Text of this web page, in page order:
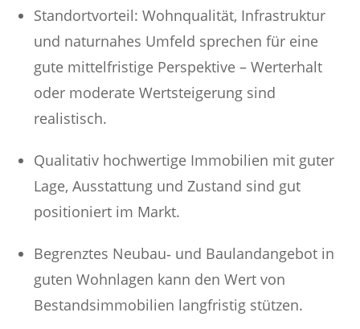
Standortvorteil: Wohnqualität, Infrastruktur
und naturnahes Umfeld sprechen für eine
gute mittelfristige Perspektive – Werterhalt
oder moderate Wertsteigerung sind
realistisch.
Qualitativ hochwertige Immobilien mit guter
Lage, Ausstattung und Zustand sind gut
positioniert im Markt.
Begrenztes Neubau‐ und Baulandangebot in
guten Wohnlagen kann den Wert von
Bestandsimmobilien langfristig stützen.